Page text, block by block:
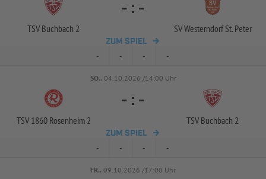
TSV Buchbach 2
- : -
SV Westerndorf St. Peter
ZUM SPIEL
- - - -
SO.. 04.10.2026 /14:00 Uhr
TSV 1860 Rosenheim 2
- : -
TSV Buchbach 2
ZUM SPIEL
- - - -
FR.. 09.10.2026 /17:00 Uhr